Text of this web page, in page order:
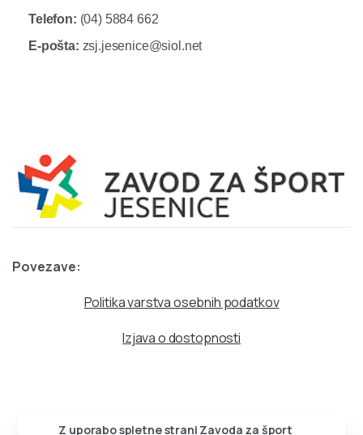
Telefon: (04) 5884 662
E-pošta: zsj.jesenice@siol.net
Povezave:
Politika varstva osebnih podatkov
Izjava o dostopnosti
Z uporabo spletne strani Zavoda za šport